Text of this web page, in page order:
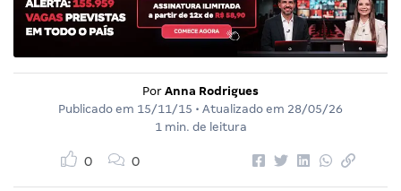
• Atualizado em
1 min. de leitura